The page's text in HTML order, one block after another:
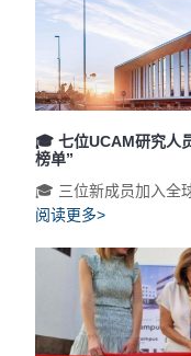
🎓 七位UCAM研究人
榜单”
🎓 三位新成员加入全
阅读更多>